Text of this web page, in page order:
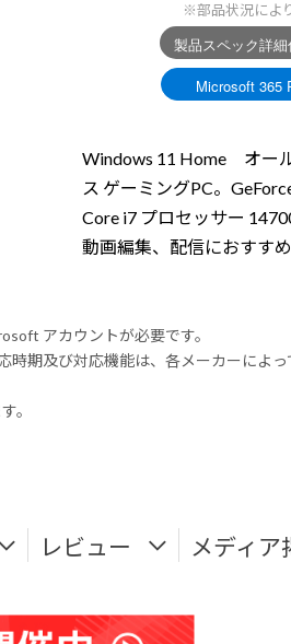
※部品状況によ
Windows 11 Home オー
ス ゲーミングPC。
Core i7 プロセッサー
動画編集、配信におすすめ
アカウントが必要です。
期及び対応機能は、各メーカーによっ
。
レビュー メディア